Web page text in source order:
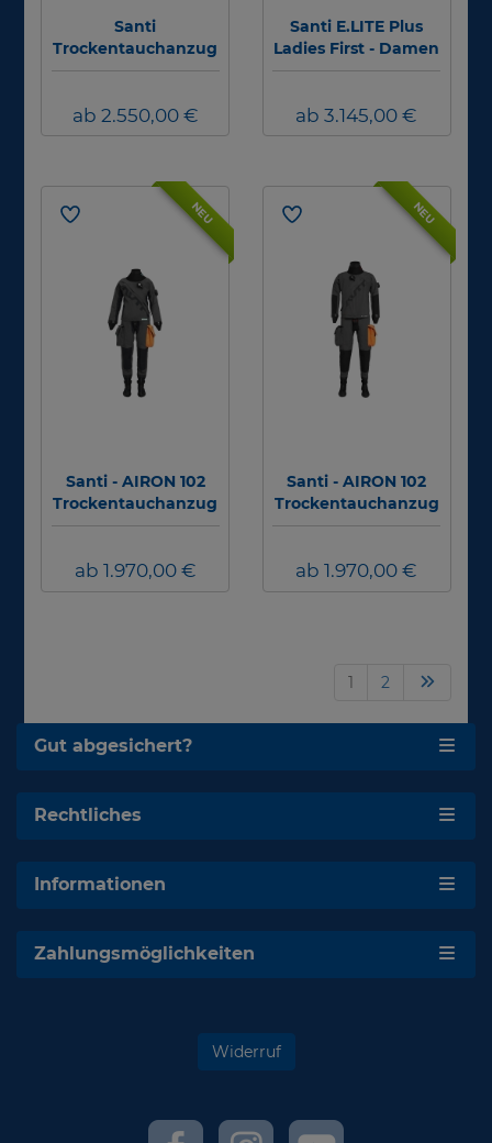
Santi
Trockentauchanzug
E.MOTION Plus -
ab 2.550,00 €
Santi E.LITE Plus
Ladies First - Damen
-
#
ab 3.145,00 €
NEU
Santi - AIRON 102
Trockentauchanzug
- Damen
ab 1.970,00 €
NEU
Santi - AIRON 102
Trockentauchanzug
- Herren
ab 1.970,00 €
1 2
Gut abgesichert?
Rechtliches
Informationen
Zahlungsmöglichkeiten
Widerruf